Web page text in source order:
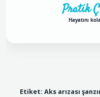
Pratik
Hayatını
Etiket: Aks arızası